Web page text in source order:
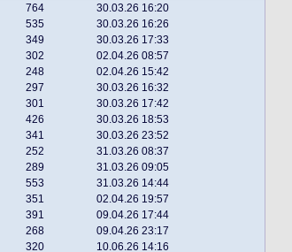
764 30.03.26 16:20
535 30.03.26 16:26
349 30.03.26 17:33
302 02.04.26 08:57
248 02.04.26 15:42
297 30.03.26 16:32
301 30.03.26 17:42
426 30.03.26 18:53
341 30.03.26 23:52
252 31.03.26 08:37
289 31.03.26 09:05
553 31.03.26 14:44
351 02.04.26 19:57
391 09.04.26 17:44
268 09.04.26 23:17
320 10.06.26 14:16